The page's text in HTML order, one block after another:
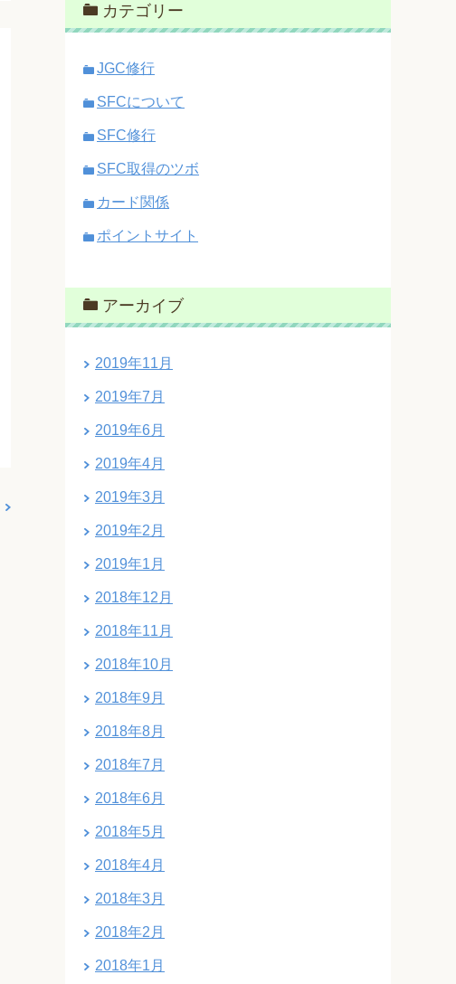
カテゴリー
JGC修行
SFCについて
SFC修行
SFC取得のツボ
カード関係
ポイントサイト
アーカイブ
2019年11月
2019年7月
2019年6月
2019年4月
2019年3月
2019年2月
2019年1月
2018年12月
2018年11月
2018年10月
2018年9月
2018年8月
2018年7月
2018年6月
2018年5月
2018年4月
2018年3月
2018年2月
2018年1月